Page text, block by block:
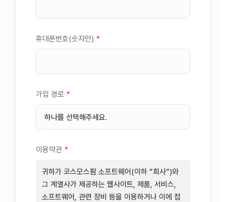
휴대폰번호(숫자만) *
가입 경로 *
이용약관 *
귀하가 코스모스팜 소프트웨어(이하 “회사”)와
그 계열사가 제공하는 웹사이트, 제품, 서비스,
소프트웨어, 관련 장비 등을 이용하거나 이에 접